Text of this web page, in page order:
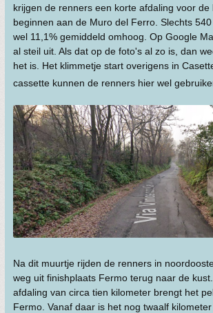
krijgen de renners een korte afdaling voor de
beginnen aan de Muro del Ferro. Slechts
wel 11,1% gemiddeld omhoog. Op Google
al steil uit. Als dat op de foto's al zo is, dan
het is. Het klimmetje start overigens in
cassette kunnen de renners hier wel
Na dit muurtje rijden de renners in
weg uit finishplaats Fermo terug naar de
afdaling van circa tien kilometer brengt het
Fermo. Vanaf daar is het nog twaalf